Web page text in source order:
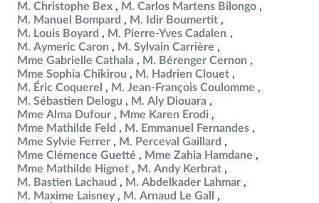
M. Christophe Bex
M. Carlos Martens Bilongo
M. Manuel Bompard
M. Idir Boumertit
M. Louis Boyard
M. Pierre-Yves Cadalen
M. Aymeric Caron
M. Sylvain Carrière
Mme Gabrielle Cathala
M. Bérenger Cernon
Mme Sophia Chikirou
M. Hadrien Clouet
M. Éric Coquerel
M. Jean-François Coulomme
M. Sébastien Delogu
M. Aly Diouara
Mme Alma Dufour
Mme Karen Erodi
Mme Mathilde Feld
M. Emmanuel Fernandes
Mme Sylvie Ferrer
M. Perceval Gaillard
Mme Clémence Guetté
Mme Zahia Hamdane
Mme Mathilde Hignet
M. Andy Kerbrat
M. Bastien Lachaud
M. Abdelkader Lahmar
M. Maxime Laisney
M. Arnaud Le Gall